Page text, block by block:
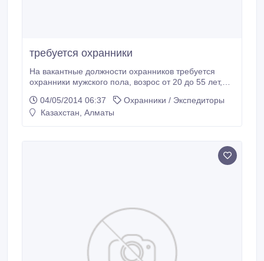
требуется охранники
На вакантные должности охранников требуется
охранники мужского пола, возрос от 20 до 55 лет,
диплома охранника. График работы 1/2. Зарплата 5
числа каждого месяца..
04/05/2014 06:37
Охранники / Экспедиторы
Казахстан, Алматы